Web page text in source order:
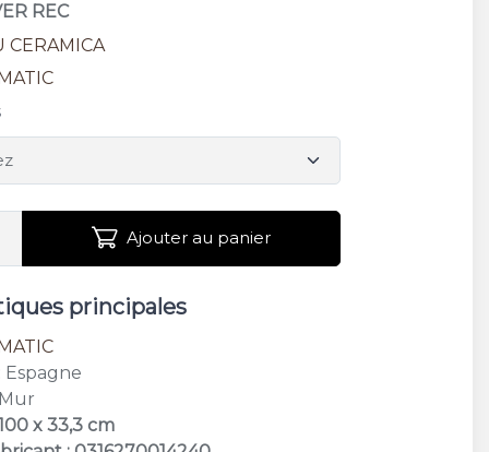
REC
CERAMICA
Ajouter au panier
principales
: Espagne
x 33,3 cm